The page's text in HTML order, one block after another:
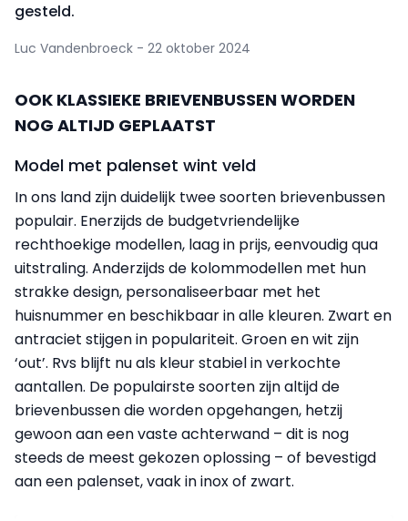
gesteld.
Luc Vandenbroeck - 22 oktober 2024
OOK KLASSIEKE BRIEVENBUSSEN WORDEN
NOG ALTIJD GEPLAATST
Model met palenset wint veld
In ons land zijn duidelijk twee soorten brievenbussen
populair. Enerzijds de budgetvriendelijke
rechthoekige modellen, laag in prijs, eenvoudig qua
uitstraling. Anderzijds de kolommodellen met hun
strakke design, personaliseerbaar met het
huisnummer en beschikbaar in alle kleuren. Zwart en
antraciet stijgen in populariteit. Groen en wit zijn
‘out’. Rvs blijft nu als kleur stabiel in verkochte
aantallen. De populairste soorten zijn altijd de
brievenbussen die worden opgehangen, hetzij
gewoon aan een vaste achterwand – dit is nog
steeds de meest gekozen oplossing – of bevestigd
aan een palenset, vaak in inox of zwart.